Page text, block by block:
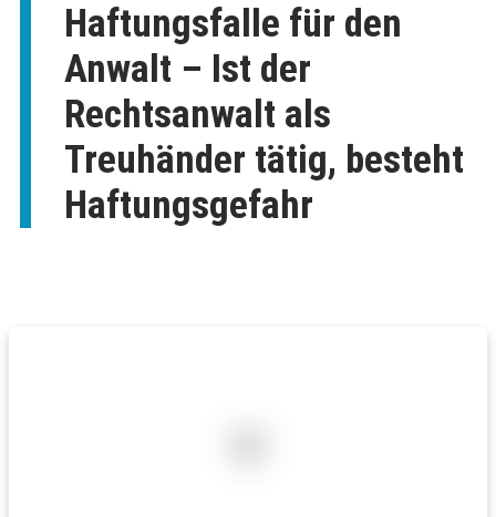
Haftungsfalle für den
Anwalt – Ist der
Rechtsanwalt als
Treuhänder tätig, besteht
Haftungsgefahr